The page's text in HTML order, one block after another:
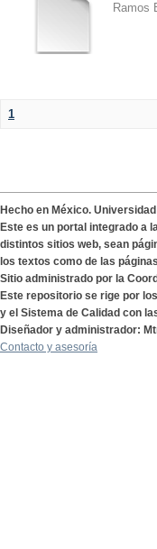
Ramos
1
Hecho en México.
Este es un portal integrado a
distintos sitios web, sean
los textos como de las
Sitio administrado por la
Este repositorio se rige por
y el Sistema de Calidad con
Diseñador y administrador:
Contacto y asesoría